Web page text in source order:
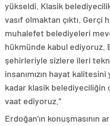
yükseldi. Klasik
vasıf olmaktan çıktı.
muhalefet belediyeleri
hükmünde kabul ediyoruz.
şehirleriyle sizlere ileri
insanımızın hayat
kadar klasik
vaat ediyoruz.”
Erdoğan’ın konuşmasının